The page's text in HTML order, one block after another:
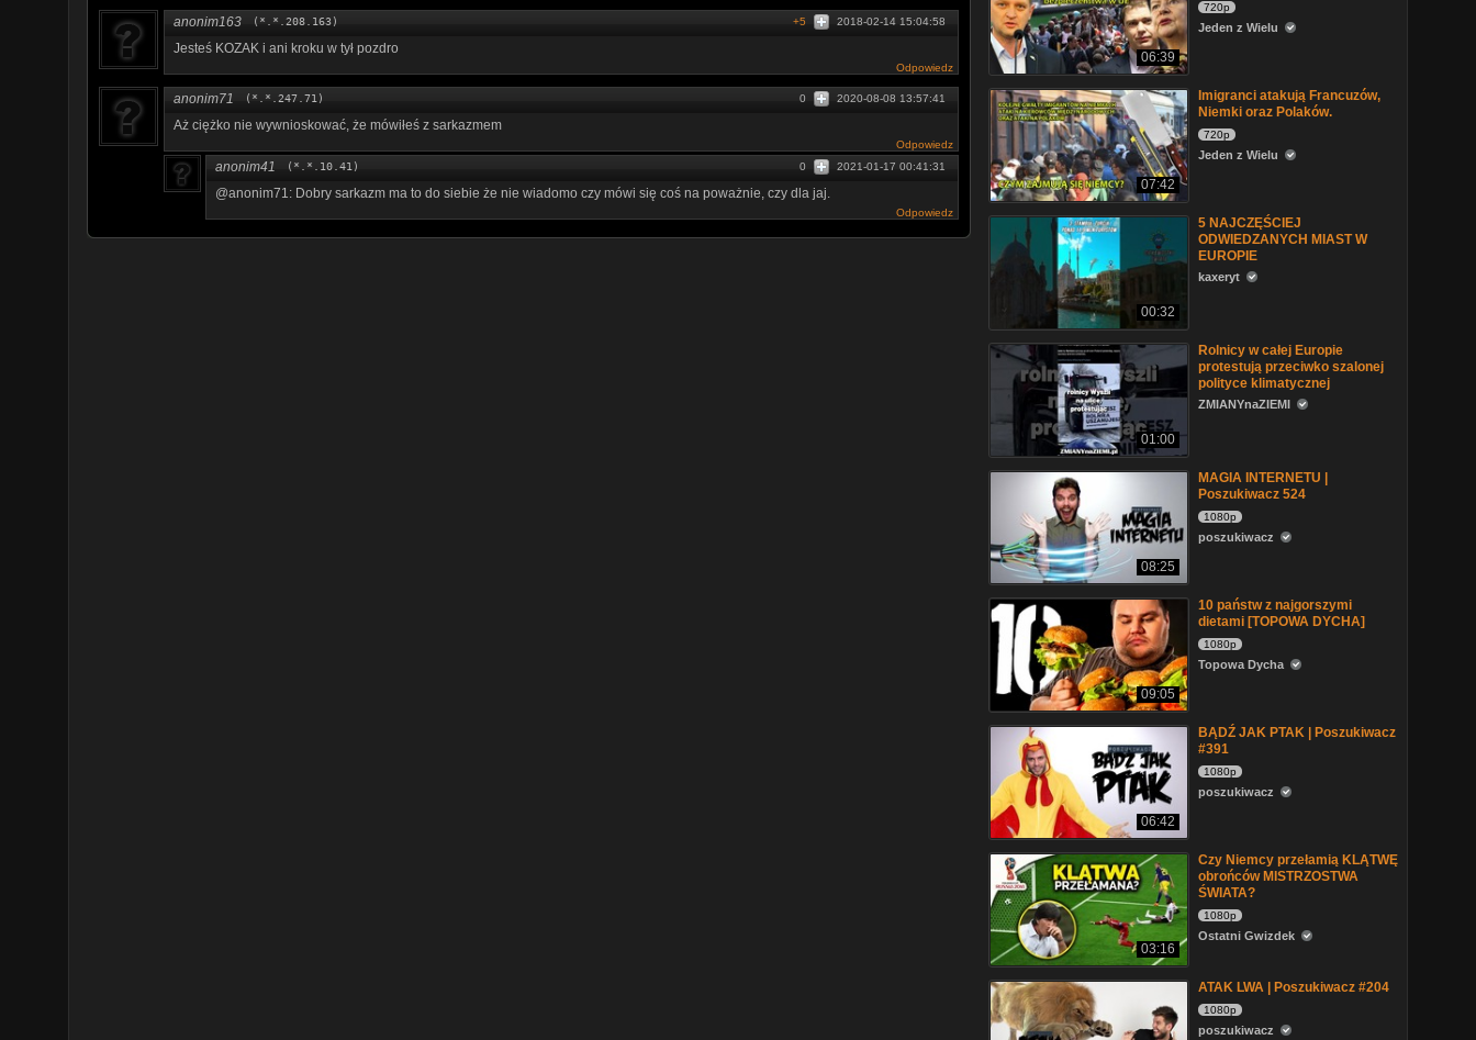
anonim163 (*.*.208.163) 2018-02-14 15:04:58
+5
Jesteś KOZAK i ani kroku w tył pozdro
Odpowiedz
anonim71 (*.*.247.71) 2020-08-08 13:57:41
0
Aż ciężko nie wywnioskować, że mówiłeś z sarkazmem
Odpowiedz
anonim41 (*.*.10.41) 2021-01-17 00:41:31
0
@anonim71: Dobry sarkazm ma to do siebie że nie wiadomo czy mówi się coś na poważnie, czy dla jaj.
Odpowiedz
06:39
720p
Jeden z Wielu
07:42
Imigranci atakują Francuzów,
Niemki oraz Polaków.
720p
Jeden z Wielu
00:32
5 NAJCZĘŚCIEJ
ODWIEDZANYCH MIAST W
EUROPIE
kaxeryt
01:00
Rolnicy w całej Europie
protestują przeciwko szalonej
polityce klimatycznej
ZMIANYnaZIEMI
08:25
MAGIA INTERNETU |
Poszukiwacz 524
1080p
poszukiwacz
09:05
10 państw z najgorszymi
dietami [TOPOWA DYCHA]
1080p
Topowa Dycha
06:42
BĄDŹ JAK PTAK | Poszukiwacz
#391
1080p
poszukiwacz
03:16
Czy Niemcy przełamią KLĄTWĘ
obrońców MISTRZOSTWA
ŚWIATA?
1080p
Ostatni Gwizdek
ATAK LWA | Poszukiwacz #204
1080p
poszukiwacz